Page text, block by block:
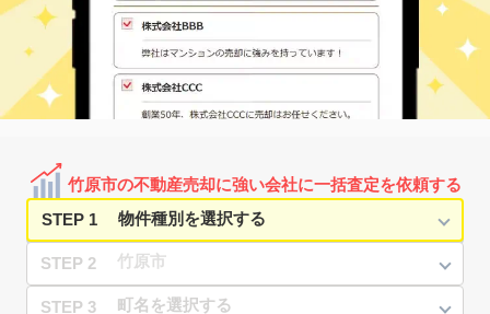
竹原市の不動産売却に強い会社に一括査定を依頼する
STEP 1
STEP 2
STEP 3